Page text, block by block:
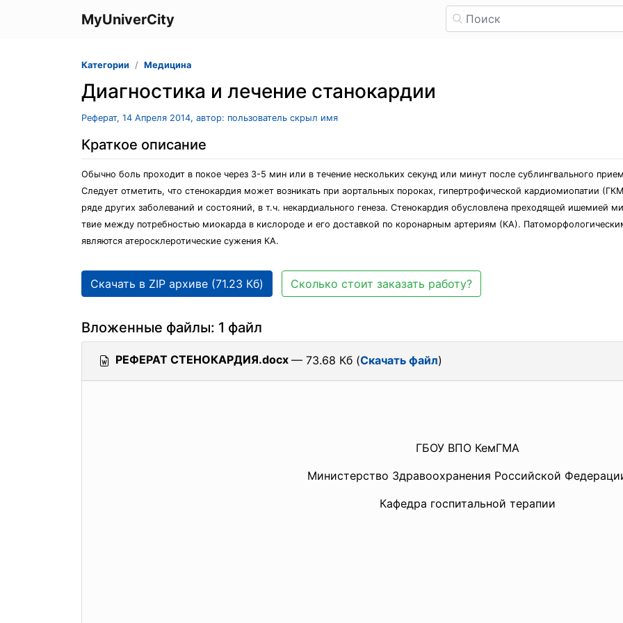
MyUniverCity
Категории Медицина
Диагностика и лечение станокардии
Реферат, 14 Апреля 2014, автор: пользователь скрыл имя
Краткое описание
Обычно боль проходит в покое через 3-5 мин или в течение нескольких секунд или минут после сублингвального
Следует отметить, что стенокардия может возникать при аортальных пороках, гипертрофической кардиомиопатии
ряде других заболеваний и состояний, в т.ч. некардиального генеза. Стенокардия обусловлена преходящей ишемией
твие между потребностью миокарда в кислороде и его доставкой по коронарным артериям (КА).
являются атеросклеротические сужения КА.
Скачать в ZIP архиве (71.23 Кб) Сколько стоит заказать работу?
Вложенные файлы: 1 файл
РЕФЕРАТ СТЕНОКАРДИЯ.docx — 73.68 Кб (Скачать файл)
ГБОУ ВПО КемГМА
Министерство Здравоохранения Российской
Кафедра госпитальной терапии